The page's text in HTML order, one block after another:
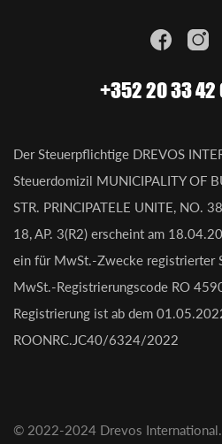
+352 20 33 42
Der Steuerpflichtige DREVOS
Steuerdomizil MUNICIPALITY OF
STR. PRINCIPATELE UNITE, NO.
18, AP. 3(R2) erscheint am
ein für MwSt.-Zwecke registrierter
MwSt.-Registrierungscode RO
Registrierung ist ab dem
ROONRC.JC40/6324/2022
© 2022-2024 Drevos